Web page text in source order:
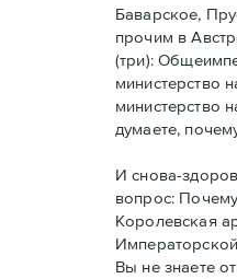
Баварское,
прочим в
(три):
министерство
министерство
думаете,
И снова-
вопрос:
Королевская
Вы не знаете